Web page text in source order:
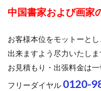
中国書家および画家
お客様本位をモットーと
出来ますよう尽力いたしま
お見積もり・出張料金は一
フリーダイヤル 0120-